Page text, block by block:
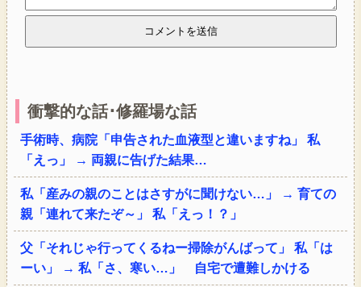
衝撃的な話･修羅場な話
手術時、病院「申告された血液型と違いますね」 私
「えっ」 → 両親に告げた結果…
私「産みの親のことはさすがに聞けない…」 → 育ての
親「連れて来たぞ～」 私「えっ！？」
父「それじゃ行ってくるねー掃除がんばって」 私「は
ーい」 → 私「さ、寒い…」 自宅で遭難しかける